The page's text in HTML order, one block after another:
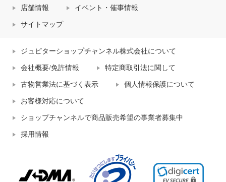
店舗情報 イベント・催事情報
サイトマップ
ジュピターショップチャンネル株式会社について
会社概要/免許情報 特定商取引法に関して
古物営業法に基づく表示 個人情報保護について
お客様対応について
ショップチャンネルで商品販売希望の事業者募集中
採用情報